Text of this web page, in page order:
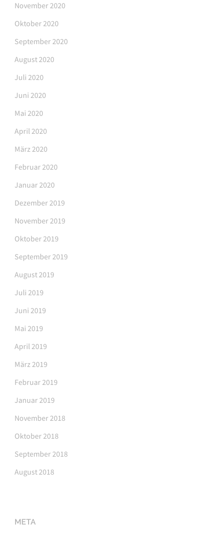
November 2020
Oktober 2020
September 2020
August 2020
Juli 2020
Juni 2020
Mai 2020
April 2020
März 2020
Februar 2020
Januar 2020
Dezember 2019
November 2019
Oktober 2019
September 2019
August 2019
Juli 2019
Juni 2019
Mai 2019
April 2019
März 2019
Februar 2019
Januar 2019
November 2018
Oktober 2018
September 2018
August 2018
META